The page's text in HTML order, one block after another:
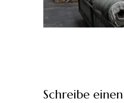
Schreibe